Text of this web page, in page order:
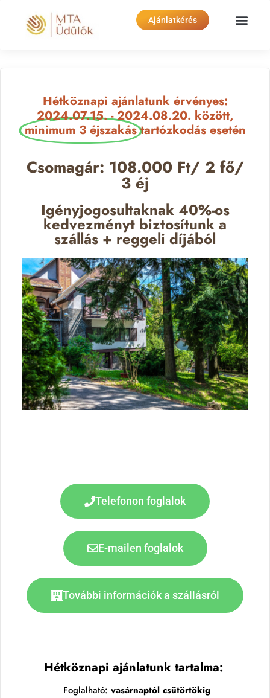
Ajánlatkérés
Hétköznapi ajánlatunk érvényes:
2024.07.15. - 2024.08.20. között,
minimum 3 éjszakás tartózkodás esetén
Csomagár: 108.000 Ft/ 2 fő/
3 éj
Igényjogosultaknak 40%-os
kedvezményt biztosítunk a
szállás + reggeli díjából
Telefonon foglalok
E-mailen foglalok
További információk a szállásról
Hétköznapi ajánlatunk tartalma:
Foglalható: vasárnaptól csütörtökig